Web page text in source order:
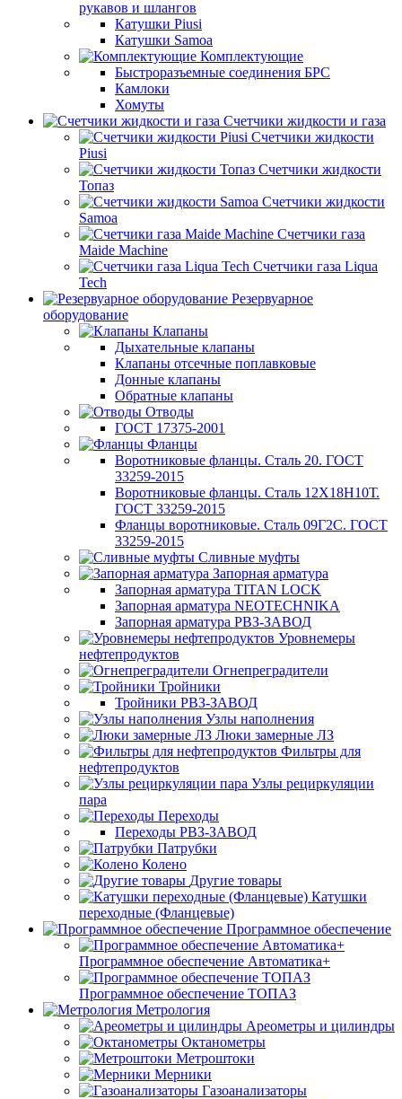
рукавов и шлангов
Катушки Piusi
Катушки Samoa
Комплектующие
Быстроразъемные соединения БРС
Камлоки
Хомуты
Счетчики жидкости и газа
Счетчики жидкости
Piusi
Счетчики жидкости
Топаз
Счетчики жидкости
Samoa
Счетчики газа
Maide Machine
Счетчики газа Liqua
Tech
Резервуарное
оборудование
Клапаны
Дыхательные клапаны
Клапаны отсечные поплавковые
Донные клапаны
Обратные клапаны
Отводы
ГОСТ 17375-2001
Фланцы
Воротниковые фланцы. Сталь 20. ГОСТ
33259-2015
Воротниковые фланцы. Сталь 12Х18Н10Т.
ГОСТ 33259-2015
Фланцы воротниковые. Сталь 09Г2С. ГОСТ
33259-2015
Сливные муфты
Запорная арматура
Запорная арматура TITAN LOCK
Запорная арматура NEOTECHNIKA
Запорная арматура РВЗ-ЗАВОД
Уровнемеры
нефтепродуктов
Огнепреградители
Тройники
Тройники РВЗ-ЗАВОД
Узлы наполнения
Люки замерные ЛЗ
Фильтры для
нефтепродуктов
Узлы рециркуляции
пара
Переходы
Переходы РВЗ-ЗАВОД
Патрубки
Колено
Другие товары
Катушки
переходные (Фланцевые)
Программное обеспечение
Программное обеспечение Автоматика+
Программное обеспечение ТОПАЗ
Метрология
Ареометры и цилиндры
Октанометры
Метроштоки
Мерники
Газоанализаторы